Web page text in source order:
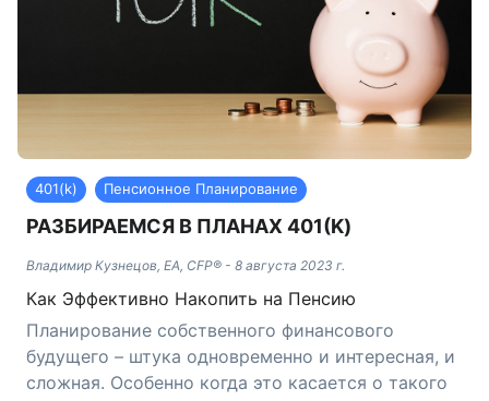
401(k) Пенсионное Планирование
РАЗБИРАЕМСЯ В ПЛАНАХ 401(K)
Владимир Кузнецов, EA, CFP® - 8 августа 2023 г.
Как Эффективно Накопить на Пенсию
Планирование собственного финансового
будущего – штука одновременно и интересная, и
сложная. Особенно когда это касается о такого